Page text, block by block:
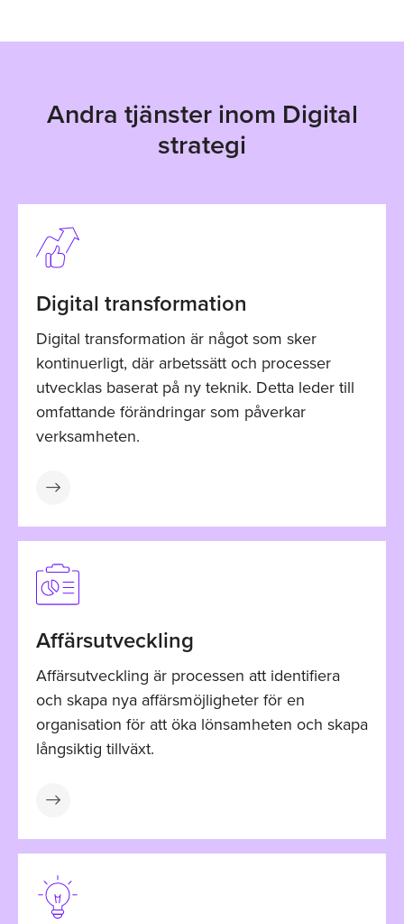
Andra tjänster inom Digital
strategi
Digital transformation
Digital transformation är något som sker
kontinuerligt, där arbetssätt och processer
utvecklas baserat på ny teknik. Detta leder till
omfattande förändringar som påverkar
verksamheten.
Affärsutveckling
Affärsutveckling är processen att identifiera
och skapa nya affärsmöjligheter för en
organisation för att öka lönsamheten och skapa
långsiktig tillväxt.